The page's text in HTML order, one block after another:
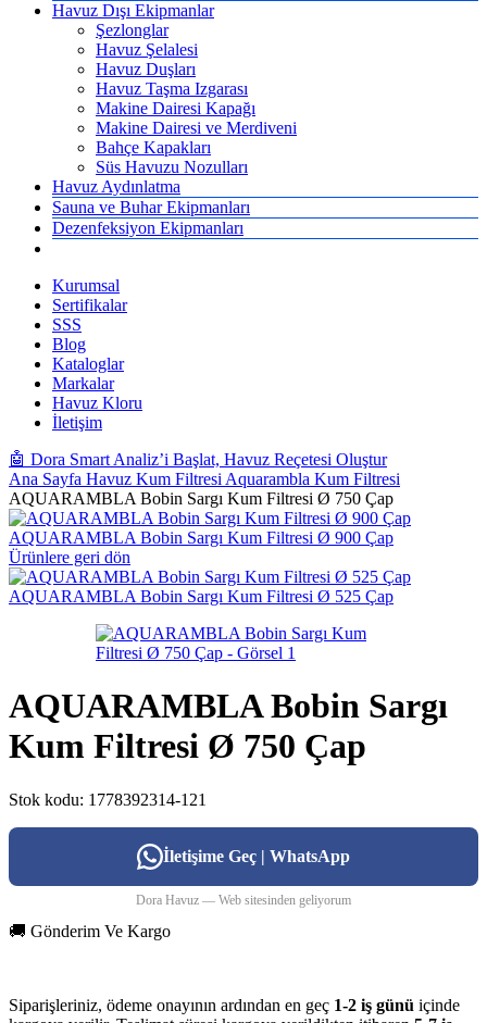
Havuz Dışı Ekipmanlar
Şezlonglar
Havuz Şelalesi
Havuz Duşları
Havuz Taşma Izgarası
Makine Dairesi Kapağı
Makine Dairesi ve Merdiveni
Bahçe Kapakları
Süs Havuzu Nozulları
Havuz Aydınlatma
Sauna ve Buhar Ekipmanları
Dezenfeksiyon Ekipmanları
Kurumsal
Sertifikalar
SSS
Blog
Kataloglar
Markalar
Havuz Kloru
İletişim
🤖 Dora Smart Analiz’i Başlat, Havuz Reçetesi Oluştur
Ana Sayfa Havuz Kum Filtresi Aquarambla Kum Filtresi
AQUARAMBLA Bobin Sargı Kum Filtresi Ø 750 Çap
AQUARAMBLA Bobin Sargı Kum Filtresi Ø 900 Çap
Ürünlere geri dön
AQUARAMBLA Bobin Sargı Kum Filtresi Ø 525 Çap
AQUARAMBLA Bobin Sargı
Kum Filtresi Ø 750 Çap
Stok kodu: 1778392314-121
İletişime Geç | WhatsApp
Dora Havuz — Web sitesinden geliyorum
🚚 Gönderim Ve Kargo
Siparişleriniz, ödeme onayının ardından en geç 1-2 iş günü içinde